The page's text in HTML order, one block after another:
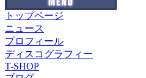
トップページ
ニュース
プロフィール
ディスコグラフィー
T-SHOP